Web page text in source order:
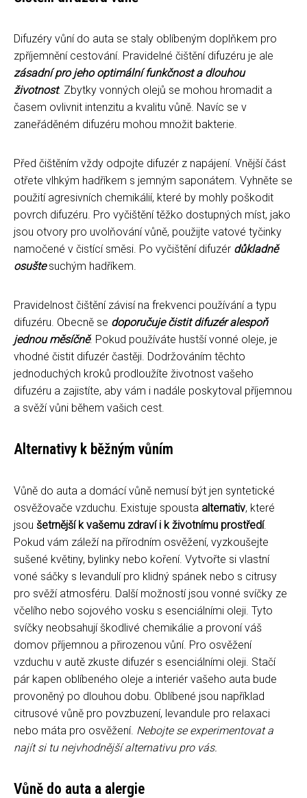
Difuzéry vůní do auta se staly oblíbeným doplňkem pro
zpříjemnění cestování. Pravidelné čištění difuzéru je ale
zásadní pro jeho optimální funkčnost a dlouhou
životnost. Zbytky vonných olejů se mohou hromadit a
časem ovlivnit intenzitu a kvalitu vůně. Navíc se v
zaneřáděném difuzéru mohou množit bakterie.
Před čištěním vždy odpojte difuzér z napájení. Vnější část
otřete vlhkým hadříkem s jemným saponátem. Vyhněte se
použití agresivních chemikálií, které by mohly poškodit
povrch difuzéru. Pro vyčištění těžko dostupných míst, jako
jsou otvory pro uvolňování vůně, použijte vatové tyčinky
namočené v čistící směsi. Po vyčištění difuzér důkladně
osuštesuchým hadříkem.
Pravidelnost čištění závisí na frekvenci používání a typu
difuzéru. Obecně se doporučuje čistit difuzér alespoň
jednou měsíčně. Pokud používáte hustší vonné oleje, je
vhodné čistit difuzér častěji. Dodržováním těchto
jednoduchých kroků prodloužíte životnost vašeho
difuzéru a zajistíte, aby vám i nadále poskytoval příjemnou
a svěží vůni během vašich cest.
Alternativy k běžným vůním
Vůně do auta a domácí vůně nemusí být jen syntetické
osvěžovače vzduchu. Existuje spousta alternativ, které
jsou šetrnější k vašemu zdraví i k životnímu prostředí.
Pokud vám záleží na přírodním osvěžení, vyzkoušejte
sušené květiny, bylinky nebo koření. Vytvořte si vlastní
voné sáčky s levandulí pro klidný spánek nebo s citrusy
pro svěží atmosféru. Další možností jsou vonné svíčky ze
včelího nebo sojového vosku s esenciálními oleji. Tyto
svíčky neobsahují škodlivé chemikálie a provoní váš
domov příjemnou a přirozenou vůní. Pro osvěžení
vzduchu v autě zkuste difuzér s esenciálními oleji. Stačí
pár kapen oblíbeného oleje a interiér vašeho auta bude
provoněný po dlouhou dobu. Oblíbené jsou například
citrusové vůně pro povzbuzení, levandule pro relaxaci
nebo máta pro osvěžení. Nebojte se experimentovat a
najít si tu nejvhodnější alternativu pro vás.
Vůně do auta a alergie